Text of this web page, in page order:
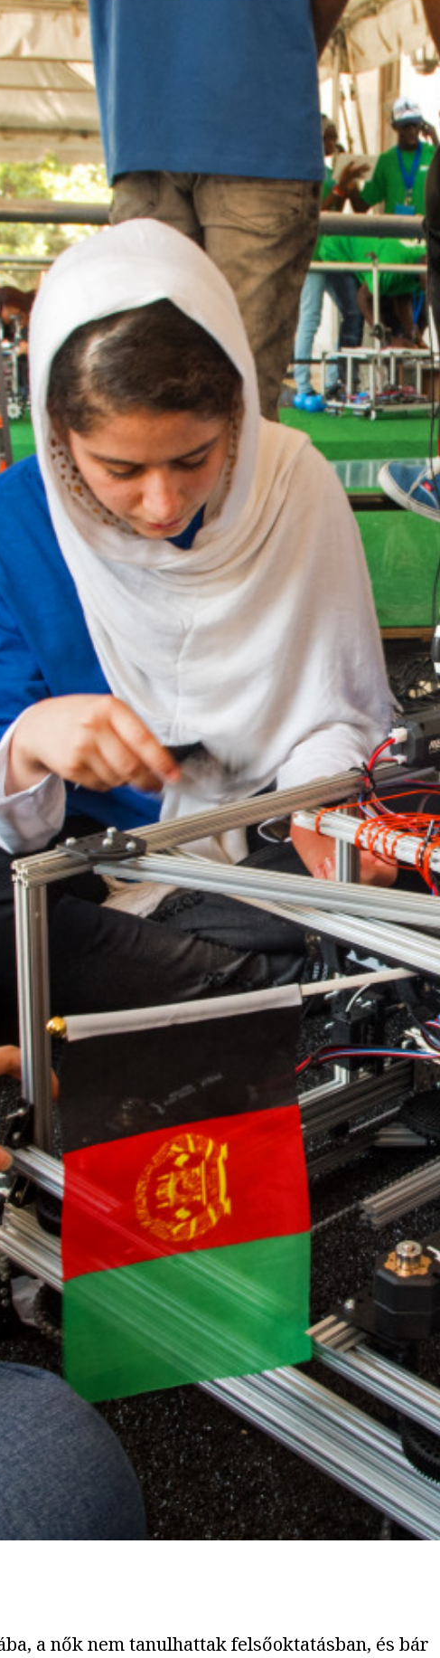
a nők nem tanulhattak felsőoktatásban, és bár